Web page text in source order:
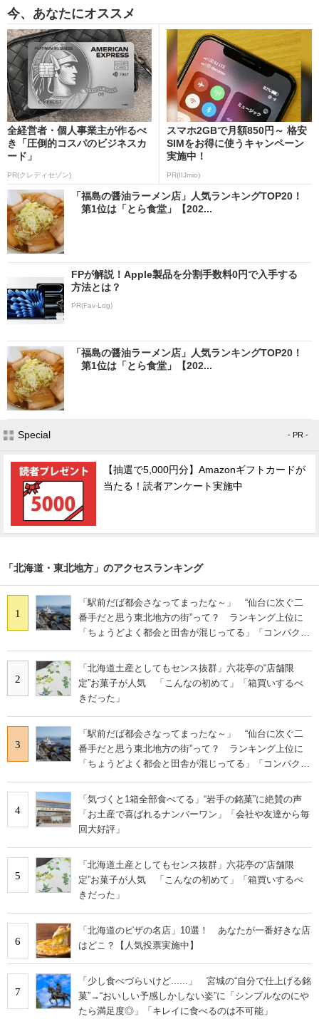
今、あなたにオススメ
全経営者・個人事業主が作るべ
き「圧倒的コスパのビジネスカ
ード」
PR(クレディセゾン)
スマホ2GBで月額850円～ 格安
SIMをお得に使うキャンペーン
実施中！
PR(IIJmio)
「福島の醤油ラーメン店」人気ランキングTOP20！
第1位は「とら食堂」【202...
FPが解説！Apple製品を分割手数料0円で入手する
方法とは？
PR(Fav-Log)
「福島の醤油ラーメン店」人気ランキングTOP20！
第1位は「とら食堂」【202...
Special - PR -
【抽選で5,000円分】Amazonギフトカードが
当たる！読者アンケート実施中
「北海道・東北地方」のアクセスランキング
1
「駅前だば都会さなってまったな～」 “仙台に次ぐ二
番手だと思う東北地方の街”って？ ランキング上位に
「ちょうどよく都会と田舎が混じってる」「コンパクト
2
「北海道土産としてもセンス抜群」六花亭の“店舗限
定”お菓子が人気 「こんなの初めて」「箱買いするべ
きだった」
3
「駅前だば都会さなってまったな～」 “仙台に次ぐ二
番手だと思う東北地方の街”って？ ランキング上位に
「ちょうどよく都会と田舎が混じってる」「コンパクト
4
「気づくと1箱全部食べてる」“岩手の銘菓”に絶賛の声
「お土産で喜ばれるナンバーワン」「会社や友達から毎
回大好評」
5
「北海道土産としてもセンス抜群」六花亭の“店舗限
定”お菓子が人気 「こんなの初めて」「箱買いするべ
きだった」
6
「北海道のピザの名店」10選！ あなたが一番好きな店
はどこ？【人気投票実施中】
7
「少し食べづらいけど......」 宮城の“自分で仕上げる銘
菓”→“おいしい予感しかしない姿”に「シンプルなのにや
たら満足度◎」「キレイに食べるのは不可能」